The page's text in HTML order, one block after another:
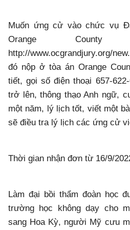
Muốn ứng cử vào chức vụ
Orange
http://www.ocgrandjury.org/
đó nộp ở tòa án Orange
tiết, gọi số điện thoại 657-
trở lên, thông thạo Anh ngữ,
một năm, lý lịch tốt, viết một
sẽ điều tra lý lịch các ứng cử
Thời gian nhận đơn từ 16/9/
Làm đại bồi thẩm đoàn học
trường học không dạy cho
sang Hoa Kỳ, người Mỹ cưu